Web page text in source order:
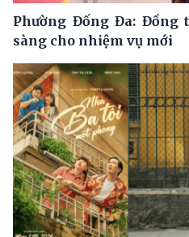
Phường Đống Đa: Đồng
sàng cho nhiệm vụ mới